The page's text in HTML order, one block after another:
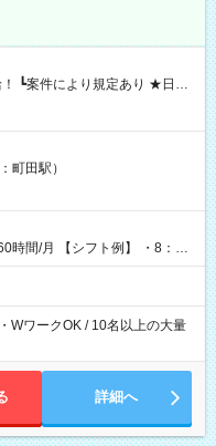
日に現金GET♪ お仕事後はコ
！ 【試用期間】試
町田駅）
】 ・8：00
WワークOK / 10名以上の大量
詳細へ